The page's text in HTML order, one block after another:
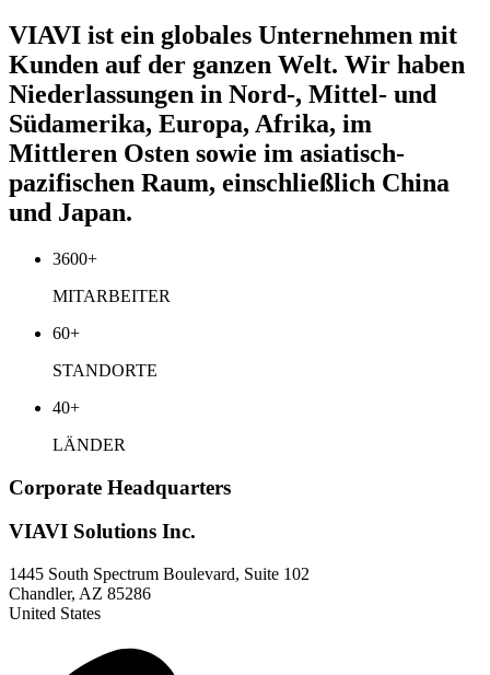
VIAVI ist ein globales Unternehmen mit
Kunden auf der ganzen Welt. Wir haben
Niederlassungen in Nord-, Mittel- und
Südamerika, Europa, Afrika, im
Mittleren Osten sowie im asiatisch-
pazifischen Raum, einschließlich China
und Japan.
3600+
MITARBEITER
60+
STANDORTE
40+
LÄNDER
Corporate Headquarters
VIAVI Solutions Inc.
1445 South Spectrum Boulevard, Suite 102
Chandler, AZ 85286
United States